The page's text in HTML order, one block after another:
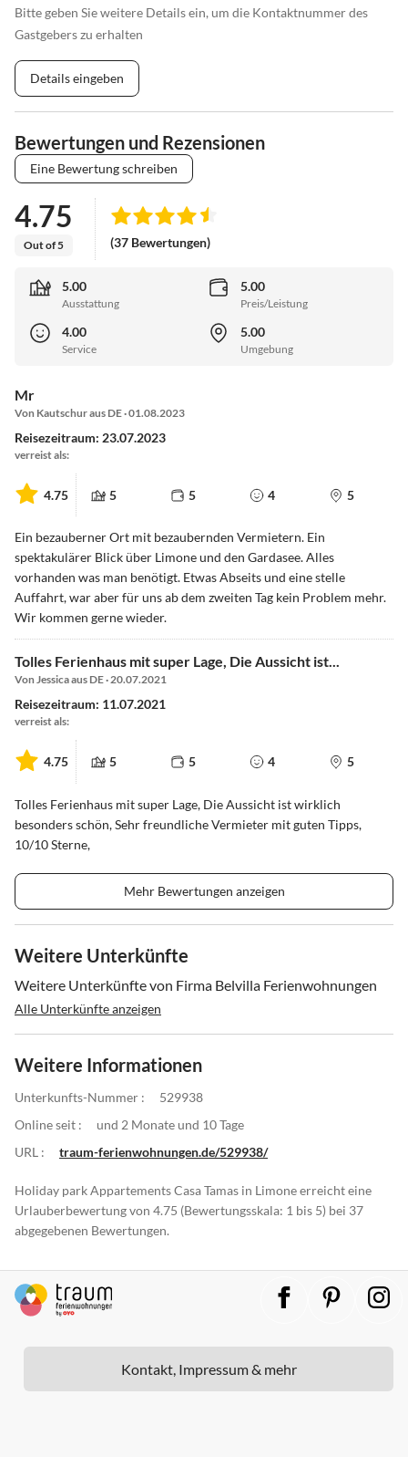
Bitte geben Sie weitere Details ein, um die Kontaktnummer des
Gastgebers zu erhalten
Details eingeben
Bewertungen und Rezensionen
Eine Bewertung schreiben
4.75
Out of 5 (37 Bewertungen)
5.00
Ausstattung
5.00
Preis/Leistung
4.00
Service
5.00
Umgebung
Mr
Von Kautschur aus DE · 01.08.2023
Reisezeitraum: 23.07.2023
verreist als:
4.75 5 5 4 5
Ein bezauberner Ort mit bezaubernden Vermietern. Ein
spektakulärer Blick über Limone und den Gardasee. Alles
vorhanden was man benötigt. Etwas Abseits und eine stelle
Auffahrt, war aber für uns ab dem zweiten Tag kein Problem mehr.
Wir kommen gerne wieder.
Tolles Ferienhaus mit super Lage, Die Aussicht ist...
Von Jessica aus DE · 20.07.2021
Reisezeitraum: 11.07.2021
verreist als:
4.75 5 5 4 5
Tolles Ferienhaus mit super Lage, Die Aussicht ist wirklich
besonders schön, Sehr freundliche Vermieter mit guten Tipps,
10/10 Sterne,
Mehr Bewertungen anzeigen
Weitere Unterkünfte
Weitere Unterkünfte von Firma Belvilla Ferienwohnungen
Alle Unterkünfte anzeigen
Weitere Informationen
Unterkunfts-Nummer :
529938
Online seit :
und 2 Monate und 10 Tage
URL :
traum-ferienwohnungen.de/529938/
Holiday park Appartements Casa Tamas in Limone erreicht eine
Urlauberbewertung von 4.75 (Bewertungsskala: 1 bis 5) bei 37
abgegebenen Bewertungen.
Kontakt, Impressum & mehr